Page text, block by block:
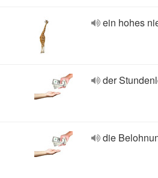
ein hohes
der
die